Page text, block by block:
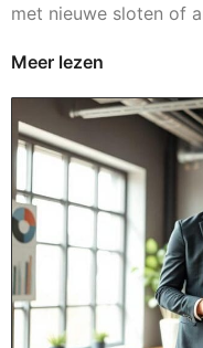
met nieuwe sloten of
Meer lezen